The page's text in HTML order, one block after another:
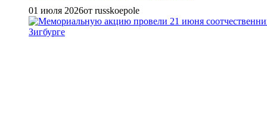
01 июля 2026от russkoepole